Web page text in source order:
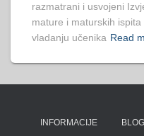
razmatrani i usvojeni
mature i maturskih
vladanju učenika Read
INFORMACIJE BLOG